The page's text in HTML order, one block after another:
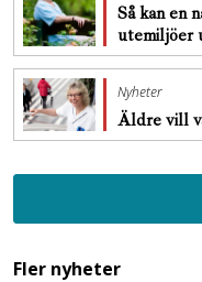
Så kan en
utemiljöer
Nyheter
Äldre vill
Fler nyheter